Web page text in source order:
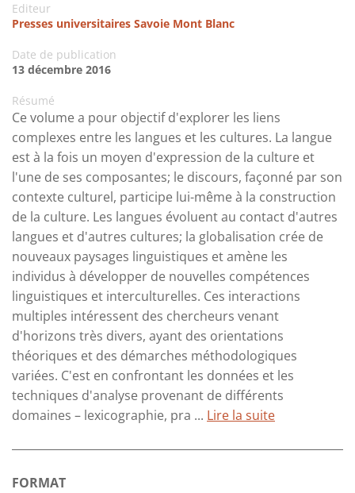
Editeur
Presses universitaires Savoie Mont Blanc
Date de publication
13 décembre 2016
Résumé
Ce volume a pour objectif d'explorer les liens
complexes entre les langues et les cultures. La langue
est à la fois un moyen d'expression de la culture et
l'une de ses composantes; le discours, façonné par son
contexte culturel, participe lui-même à la construction
de la culture. Les langues évoluent au contact d'autres
langues et d'autres cultures; la globalisation crée de
nouveaux paysages linguistiques et amène les
individus à développer de nouvelles compétences
linguistiques et interculturelles. Ces interactions
multiples intéressent des chercheurs venant
d'horizons très divers, ayant des orientations
théoriques et des démarches méthodologiques
variées. C'est en confrontant les données et les
techniques d'analyse provenant de différents
domaines – lexicographie, pra ... Lire la suite
FORMAT